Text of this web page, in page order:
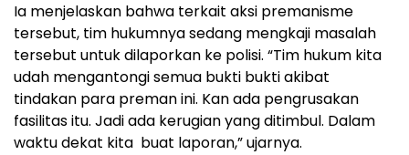
Ia menjelaskan bahwa terkait aksi premanisme
tersebut, tim hukumnya sedang mengkaji masalah
tersebut untuk dilaporkan ke polisi. “Tim hukum kita
udah mengantongi semua bukti bukti akibat
tindakan para preman ini. Kan ada pengrusakan
fasilitas itu. Jadi ada kerugian yang ditimbul. Dalam
waktu dekat kita buat laporan,” ujarnya.